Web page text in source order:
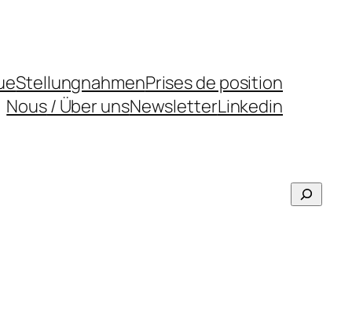
StellungnahmenPrises de position
Nous/ Über unsNewsletterLinkedin